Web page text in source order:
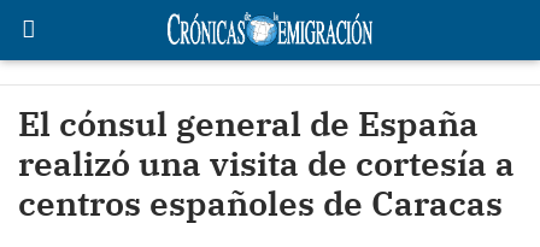
El cónsul general de España
realizó una visita de cortesía a
centros españoles de Caracas